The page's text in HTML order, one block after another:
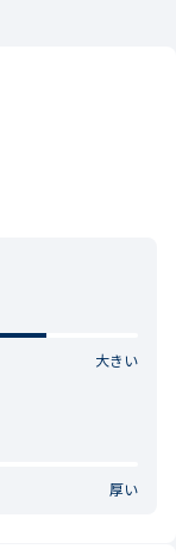
大きい
厚い